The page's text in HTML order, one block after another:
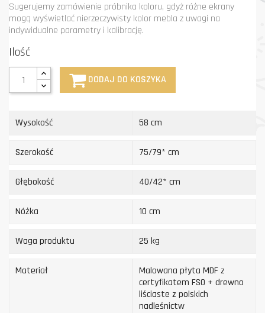
Sugerujemy zamówienie próbnika koloru, gdyż różne ekrany
mogą wyświetlać nierzeczywisty kolor mebla z uwagi na
indywidualne parametry i kalibrację.
Ilość
DODAJ DO KOSZYKA
Wysokość 58 cm
Szerokość 75/79* cm
Głębokość 40/42* cm
Nóżka 10 cm
Waga produktu 25 kg
Materiał
Malowana płyta MDF z
certyfikatem FSO + drewno
liściaste z polskich
nadleśnictw